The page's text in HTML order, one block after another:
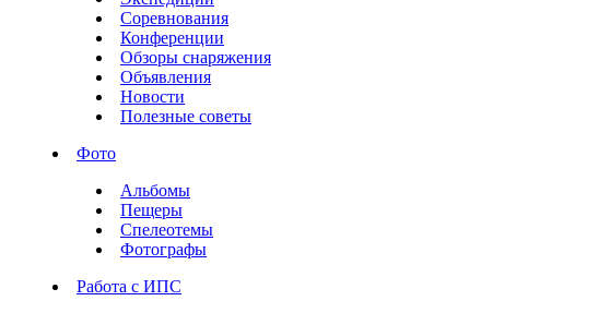
Соревнования
Конференции
Обзоры снаряжения
Объявления
Новости
Полезные советы
Фото
Альбомы
Пещеры
Спелеотемы
Фотографы
Работа с ИПС